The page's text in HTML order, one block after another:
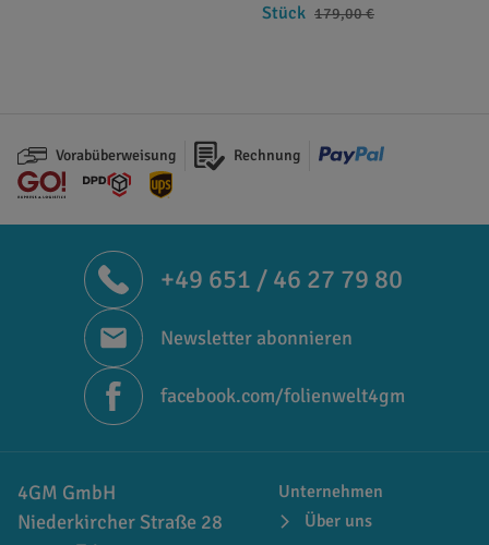
Stück 179,00 €
Vorabüberweisung Rechnung
+49 651 / 46 27 79 80
Newsletter abonnieren
facebook.com/folienwelt4gm
4GM GmbH
Niederkircher Straße 28
Unternehmen
Über uns